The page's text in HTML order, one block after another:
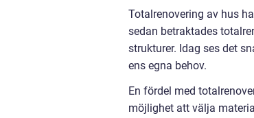
Totalrenovering av hus
sedan betraktades
strukturer. Idag ses det
ens egna behov.
En fördel med
möjlighet att välja